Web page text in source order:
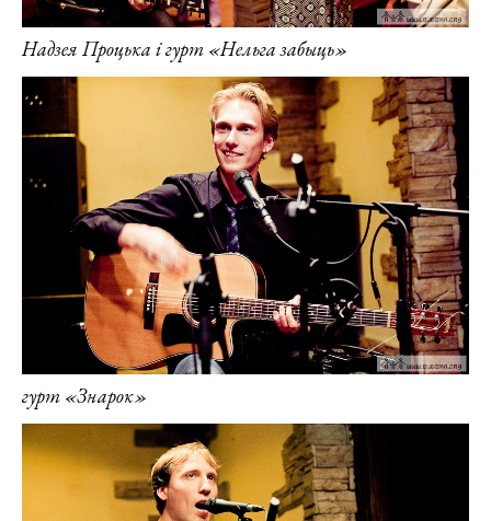
Надзея Процька і гурт «Нельга забыць»
гурт «Знарок»